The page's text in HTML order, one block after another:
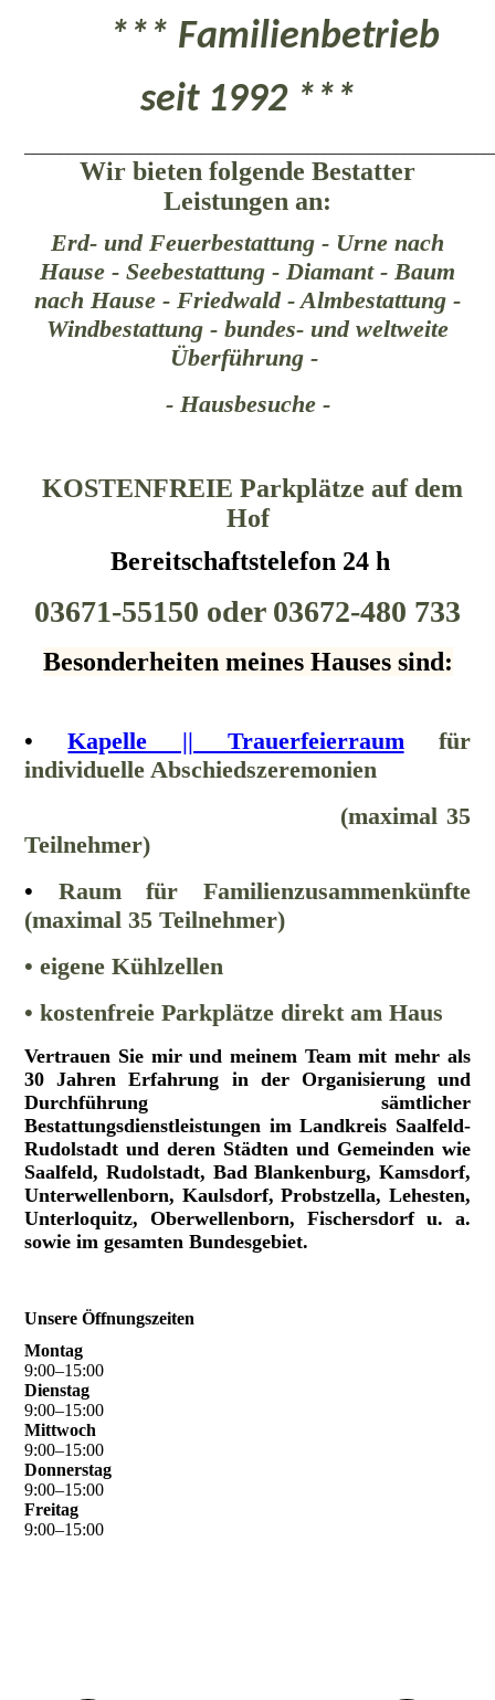
*** Familienbetrieb
seit 1992 ***
Wir bieten folgende Bestatter
Leistungen an:
Erd- und Feuerbestattung - Urne nach
Hause - Seebestattung - Diamant - Baum
nach Hause - Friedwald - Almbestattung -
Windbestattung - bundes- und weltweite
Überführung -
- Hausbesuche -
KOSTENFREIE Parkplätze auf dem
Hof
Bereitschaftstelefon 24 h
03671-55150 oder 03672-480 733
Besonderheiten meines Hauses sind:
•Kapelle || Trauerfeierraum für
individuelle Abschiedszeremonien
(maximal 35
Teilnehmer)
• Raum für Familienzusammenkünfte
(maximal 35 Teilnehmer)
• eigene Kühlzellen
• kostenfreie Parkplätze direkt am Haus
Vertrauen Sie mir und meinem Team mit mehr als
30 Jahren Erfahrung in der Organisierung und
Durchführung sämtlicher
Bestattungsdienstleistungen im Landkreis Saalfeld-
Rudolstadt und deren Städten und Gemeinden wie
Saalfeld, Rudolstadt, Bad Blankenburg, Kamsdorf,
Unterwellenborn, Kaulsdorf, Probstzella, Lehesten,
Unterloquitz, Oberwellenborn, Fischersdorf u. a.
sowie im gesamten Bundesgebiet.
Unsere Öffnungszeiten
Montag
9:00–15:00
Dienstag
9:00–15:00
Mittwoch
9:00–15:00
Donnerstag
9:00–15:00
Freitag
9:00–15:00